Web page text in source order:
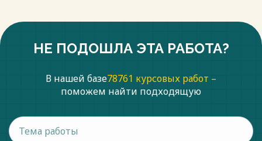
НЕ ПОДОШЛА ЭТА РАБОТА?
В нашей базе78761 курсовых работ –
поможем найти подходящую